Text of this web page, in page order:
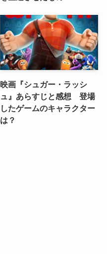
映画『シュガー・ラッシ
ュ』あらすじと感想 登場
したゲームのキャラクター
は？